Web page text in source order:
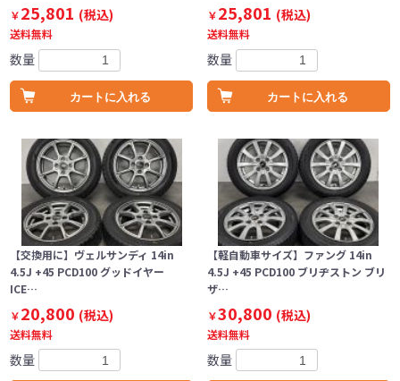
￥25,801 (税込)
送料無料
数量
カートに入れる
￥25,801 (税込)
送料無料
数量
カートに入れる
【交換用に】ヴェルサンディ 14in
4.5J +45 PCD100 グッドイヤー
ICE…
￥20,800 (税込)
送料無料
数量
【軽自動車サイズ】ファング 14in
4.5J +45 PCD100 ブリヂストン ブリ
ザ…
￥30,800 (税込)
送料無料
数量